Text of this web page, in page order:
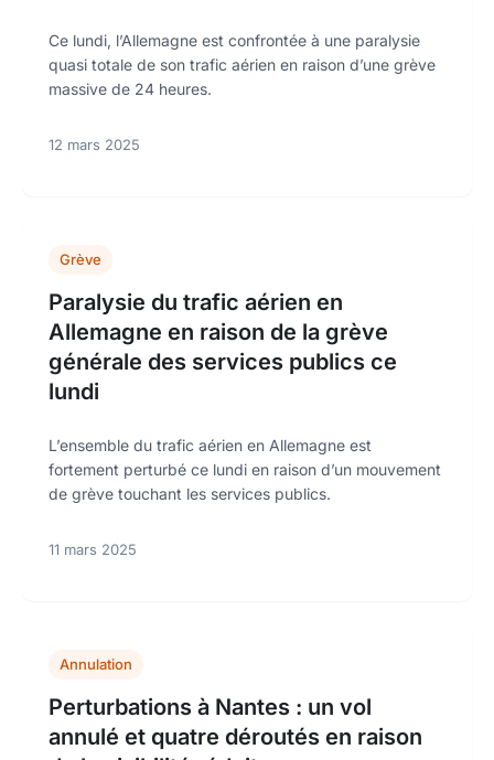
Ce lundi, l’Allemagne est confrontée à une paralysie
quasi totale de son trafic aérien en raison d’une grève
massive de 24 heures.
12 mars 2025
Grève
Paralysie du trafic aérien en
Allemagne en raison de la grève
générale des services publics ce
lundi
L’ensemble du trafic aérien en Allemagne est
fortement perturbé ce lundi en raison d’un mouvement
de grève touchant les services publics.
11 mars 2025
Annulation
Perturbations à Nantes : un vol
annulé et quatre déroutés en raison